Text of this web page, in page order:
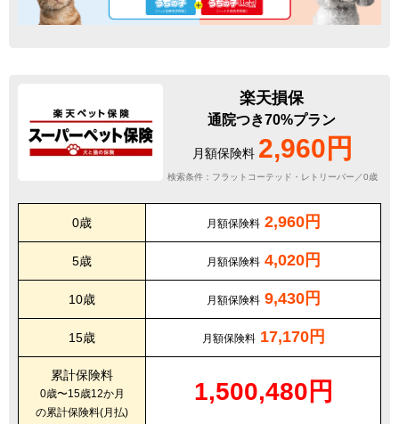
楽天損保
通院つき70%プラン
月額保険料 2,960円
検索条件：フラットコーテッド・レトリーバー／0歳
0歳 月額保険料 2,960円
5歳 月額保険料 4,020円
10歳 月額保険料 9,430円
15歳 月額保険料 17,170円
累計保険料
0歳〜15歳12か月
の累計保険料(月払)
1,500,480円